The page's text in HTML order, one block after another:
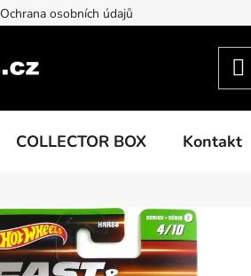
Ochrana osobních údajů
COLLECTOR BOX Kontakt